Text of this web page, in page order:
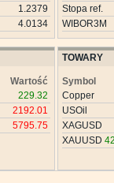
1.2379
4.0134
Stopa ref.
WIBOR3M
Wartość
229.32
2192.01
5795.75
TOWARY
Symbol
Copper
USOil
XAGUSD
XAUUSD